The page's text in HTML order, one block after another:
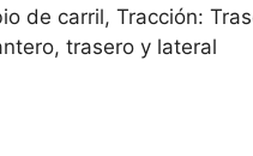
de carril, Tracción:
trasero y lateral